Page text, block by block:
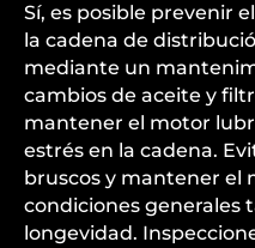
Sí, es posible prevenir
la cadena de
mediante un
cambios de aceite y
mantener el motor
estrés en la cadena.
bruscos y mantener el
condiciones generales
longevidad.